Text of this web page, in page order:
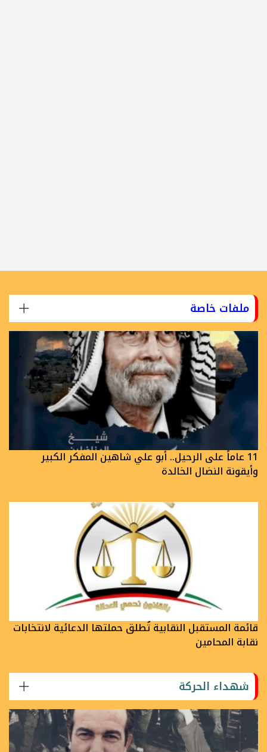
ملفات خاصة
11 عاماً على الرحيل.. أبو علي شاهين المفكر الكبير
وأيقونة النضال الخالدة
قائمة المستقبل النقابية تُطلق حملتها الدعائية لانتخابات
نقابة المحامين
شهداء الحركة